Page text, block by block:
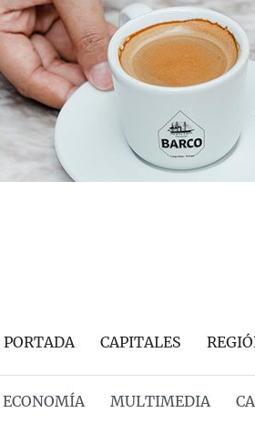
PORTADA CAPITALES
ECONOMÍA MULTIMEDIA